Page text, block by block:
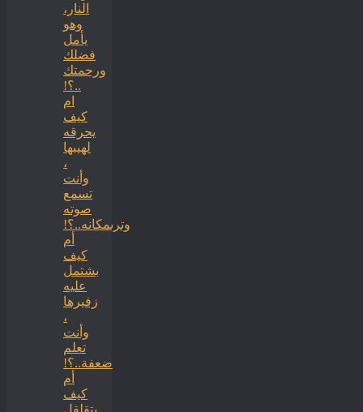
النار،
وهو
يأمل
فضلك
ورحمتك
..؟!
ام
كيف
يحرقه
لهيبها
،
وأنت
تسمع
صوته
وترىمكانه..؟!
أم
كيف
بشتمل
عليه
زفيرها
،
وأنت
تعلم
ضعفة..؟!
أم
كيف